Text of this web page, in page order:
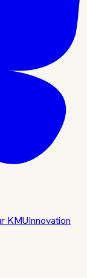
KMUInnovation